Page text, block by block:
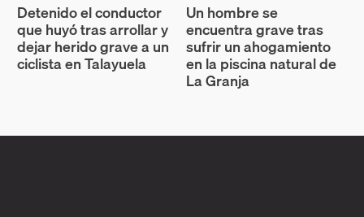
Detenido el conductor
que huyó tras arrollar y
dejar herido grave a un
ciclista en Talayuela
Un hombre se
encuentra grave tras
sufrir un ahogamiento
en la piscina natural de
La Granja